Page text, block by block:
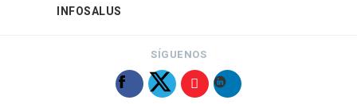
INFOSALUS
SÍGUENOS